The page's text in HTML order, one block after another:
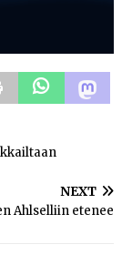
NEXT
Ahlselliin etenee